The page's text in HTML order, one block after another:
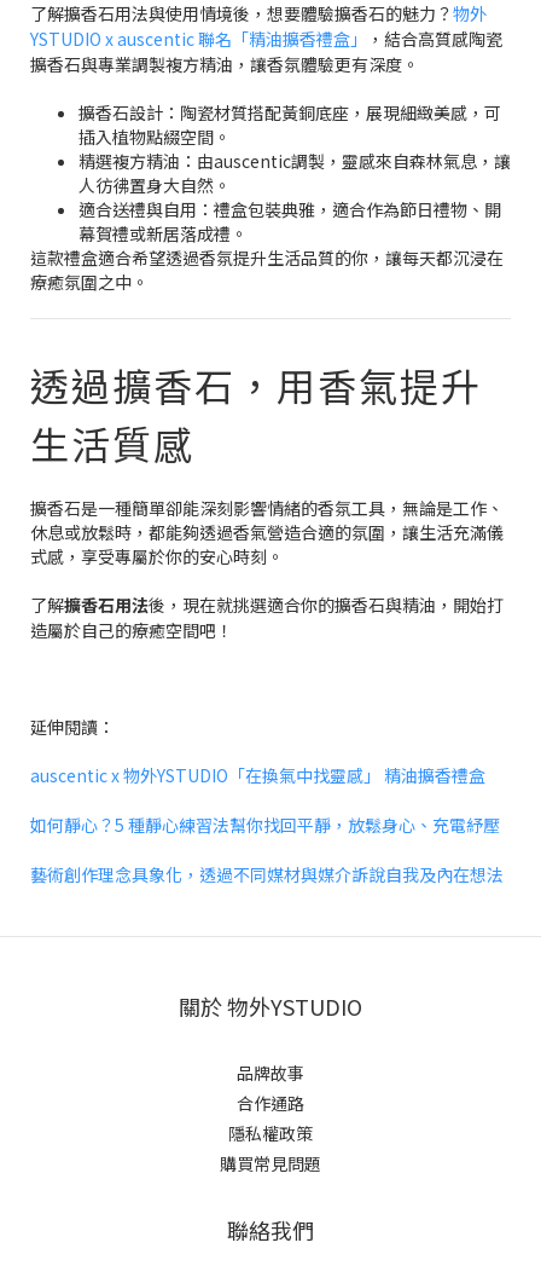
了解擴香石用法與使用情境後，想要體驗擴香石的魅力？物外
YSTUDIO x auscentic 聯名「精油擴香禮盒」
，結合高質感陶瓷
擴香石與專業調製複方精油，讓香氛體驗更有深度。
擴香石設計：陶瓷材質搭配黃銅底座，展現細緻美感，可
插入植物點綴空間。
精選複方精油：由auscentic調製，靈感來自森林氣息，讓
人彷彿置身大自然。
適合送禮與自用：禮盒包裝典雅，適合作為節日禮物、開
幕賀禮或新居落成禮。
這款禮盒適合希望透過香氛提升生活品質的你，讓每天都沉浸在
療癒氛圍之中。
透過擴香石，用香氣提升
生活質感
擴香石是一種簡單卻能深刻影響情緒的香氛工具，無論是工作、
休息或放鬆時，都能夠透過香氣營造合適的氛圍，讓生活充滿儀
式感，享受專屬於你的安心時刻。
了解擴香石用法後，現在就挑選適合你的擴香石與精油，開始打
造屬於自己的療癒空間吧！
延伸閱讀：
auscentic x 物外YSTUDIO「在換氣中找靈感」 精油擴香禮盒
如何靜心？5 種靜心練習法幫你找回平靜，放鬆身心、充電紓壓
藝術創作理念具象化，透過不同媒材與媒介訴說自我及內在想法
關於 物外YSTUDIO
品牌故事
合作通路
隱私權政策
購買常見問題
聯絡我們